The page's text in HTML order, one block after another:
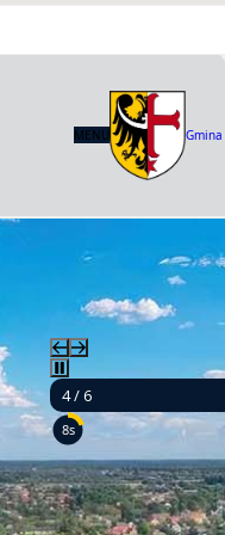
MENU Gmina
4 / 6
6s